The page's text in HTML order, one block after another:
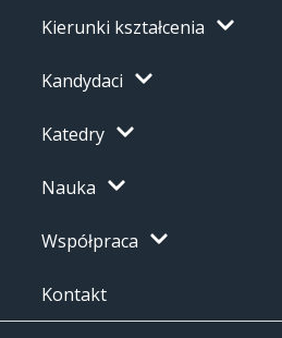
Kierunki kształcenia
Kandydaci
Katedry
Nauka
Współpraca
Kontakt